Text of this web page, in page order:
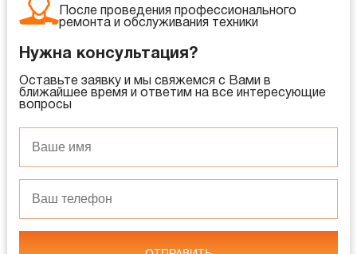
После проведения профессионального
ремонта и обслуживания техники
Нужна консультация?
Оставьте заявку и мы свяжемся с Вами в
ближайшее время и ответим на все интересующие
вопросы